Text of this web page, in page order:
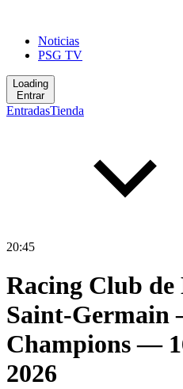
Noticias
PSG TV
Loading
Entrar
EntradasTienda
20:45
Racing Club de
Saint-Germain
Champions—
2026